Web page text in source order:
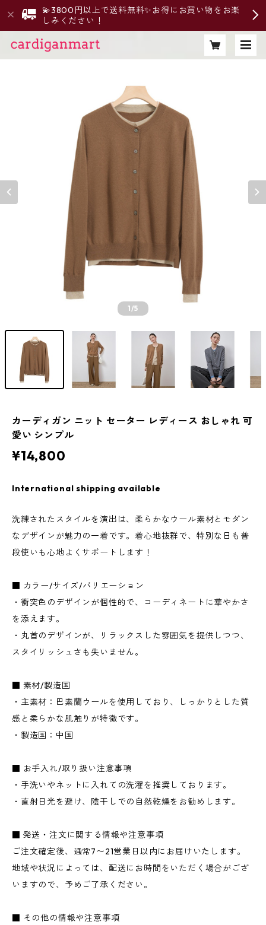
💫3800円以上で送料無料✨お得にお買い物をお楽
しみください！
1/5
カーディガン ニット セーター レディース おしゃれ 可
愛い シンプル
¥14,800
International shipping available
洗練されたスタイルを演出は、柔らかなウール素材とモダン
なデザインが魅力の一着です。着心地抜群で、特別な日も普
段使いも心地よくサポートします！
■ カラー/サイズ/バリエーション
・衝突色のデザインが個性的で、コーディネートに華やかさ
を添えます。
・丸首のデザインが、リラックスした雰囲気を提供しつつ、
スタイリッシュさも失いません。
■ 素材/製造国
・主素材：巴素蘭ウールを使用しており、しっかりとした質
感と柔らかな肌触りが特徴です。
・製造国：中国
■ お手入れ/取り扱い注意事項
・手洗いやネットに入れての洗濯を推奨しております。
・直射日光を避け、陰干しでの自然乾燥をお勧めします。
■ 発送・注文に関する情報や注意事項
ご注文確定後、通常7〜21営業日以内にお届けいたします。
地域や状況によっては、配送にお時間をいただく場合がござ
いますので、予めご了承ください。
■ その他の情報や注意事項